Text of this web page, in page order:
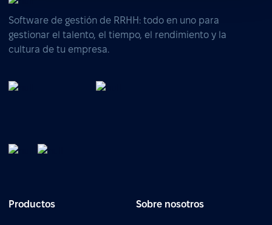
Software de gestión de RRHH: todo en uno para
gestionar el talento, el tiempo, el rendimiento y la
cultura de tu empresa.
Productos Sobre nosotros